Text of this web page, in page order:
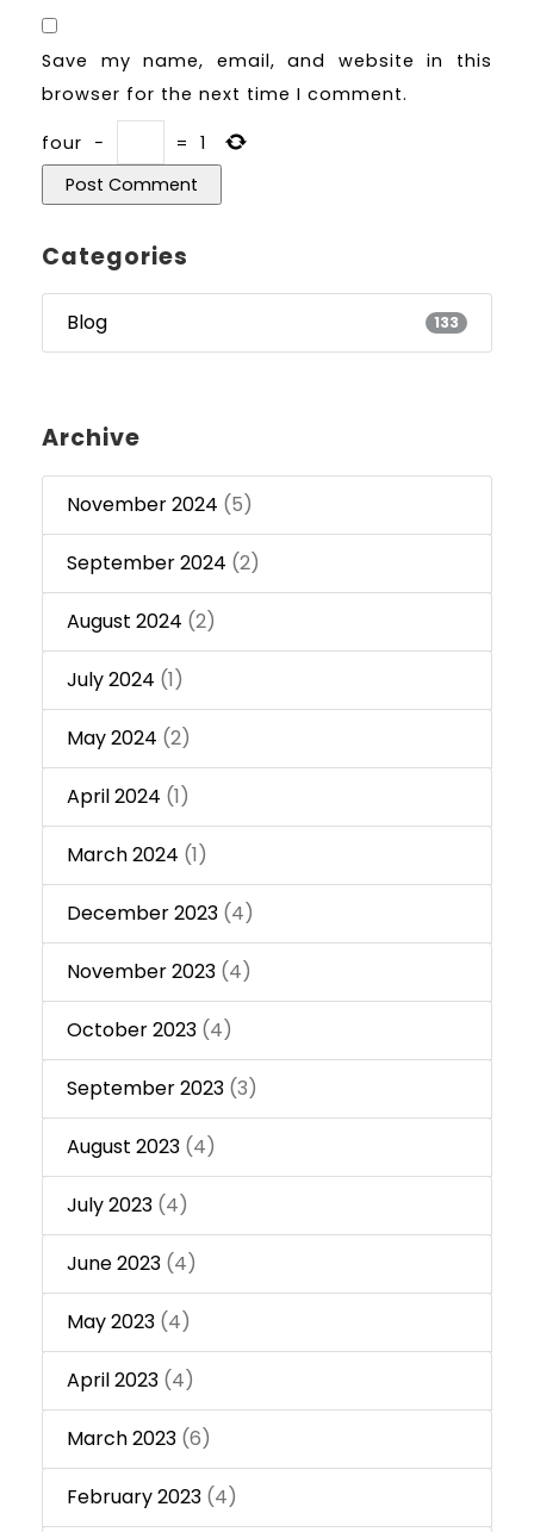
Save my name, email, and website in this
browser for the next time I comment.
four − = 1
Categories
Blog 133
Archive
November 2024 (5)
September 2024 (2)
August 2024 (2)
July 2024 (1)
May 2024 (2)
April 2024 (1)
March 2024 (1)
December 2023 (4)
November 2023 (4)
October 2023 (4)
September 2023 (3)
August 2023 (4)
July 2023 (4)
June 2023 (4)
May 2023 (4)
April 2023 (4)
March 2023 (6)
February 2023 (4)